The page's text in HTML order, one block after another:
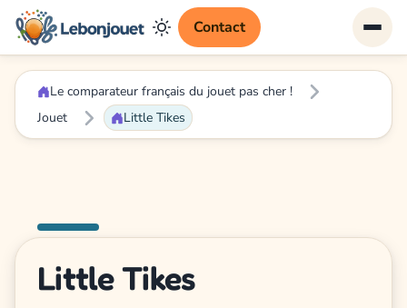
Contact
Le comparateur français du jouet pas cher !
Jouet
Little Tikes
Little Tikes